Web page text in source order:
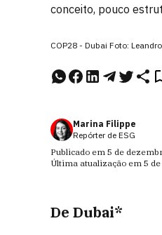
conceito, pouco
COP28 - Dubai Foto:
Marina Filippe
Repórter de ESG
Publicado em 5 de
Última atualização em 5
De Dubai*